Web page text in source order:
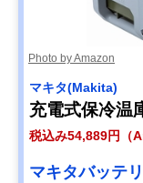
Photo by Amazon
マキタ(Makita)
充電式保冷温
税込み54,889円（
マキタバッテ